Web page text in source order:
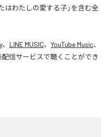
たはわたしの愛する子」を含む全
、 LINE MUSIC、 YouTube Music、
配信サービスで聴くことができ